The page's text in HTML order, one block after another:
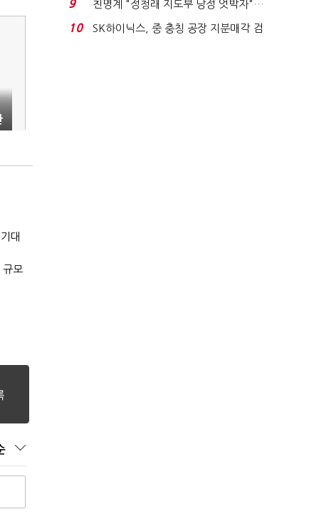
대
규모
9
친명계 "정청래 지도부 당정 엇박자"…
친청계 "신천지 오...
10
SK하이닉스, 중 충칭 공장 지분매각 검